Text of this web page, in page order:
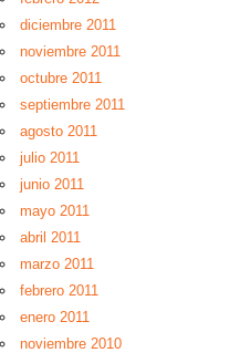
diciembre 2011
noviembre 2011
octubre 2011
septiembre 2011
agosto 2011
julio 2011
junio 2011
mayo 2011
abril 2011
marzo 2011
febrero 2011
enero 2011
noviembre 2010